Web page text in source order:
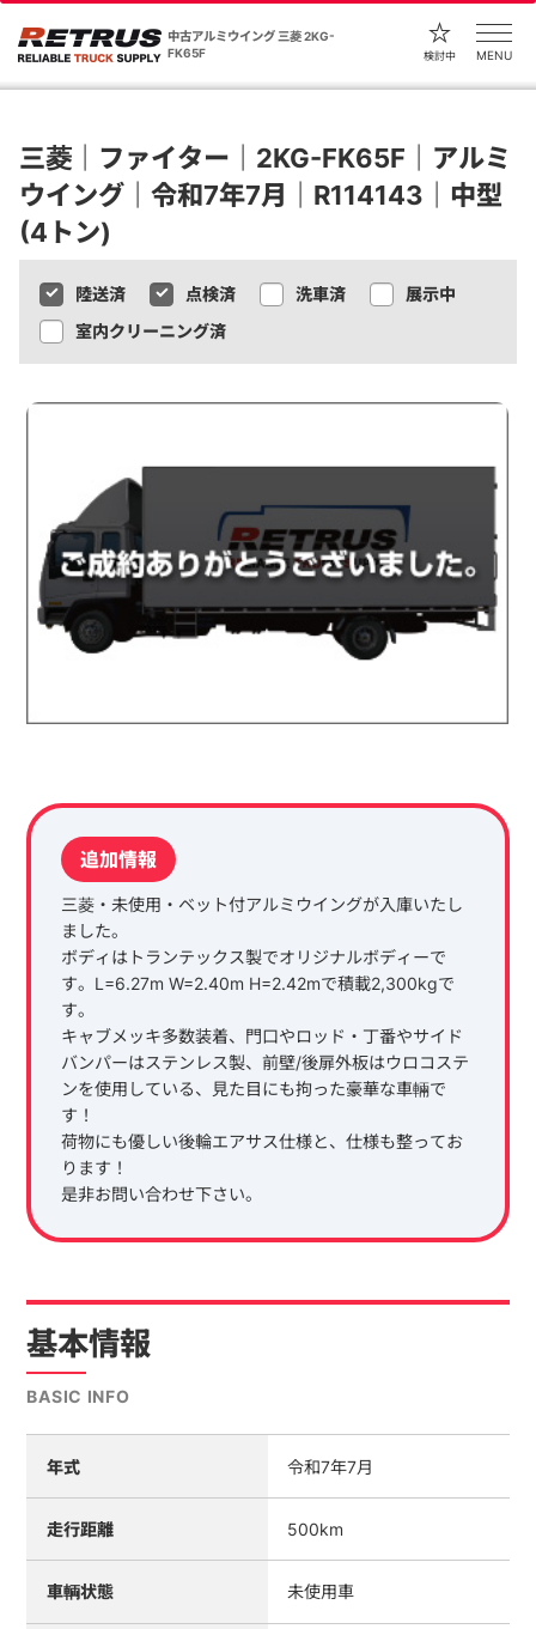
中古アルミウイング 三菱 2KG-
FK65F
検討中 MENU
三菱｜ファイター｜2KG-FK65F｜アルミ
ウイング｜令和7年7月｜R114143｜中型
(4トン)
陸送済 点検済 洗車済
展示中
室内クリーニング済
追加情報
三菱・未使用・ベット付アルミウイングが入庫いたし
ました。
ボディはトランテックス製でオリジナルボディーで
す。L=6.27m W=2.40m H=2.42mで積載2,300kgで
す。
キャブメッキ多数装着、門口やロッド・丁番やサイド
バンパーはステンレス製、前壁/後扉外板はウロコステ
ンを使用している、見た目にも拘った豪華な車輛で
す！
荷物にも優しい後輪エアサス仕様と、仕様も整ってお
ります！
是非お問い合わせ下さい。
基本情報
BASIC INFO
年式 令和7年7月
走行距離 500km
車輌状態 未使用車